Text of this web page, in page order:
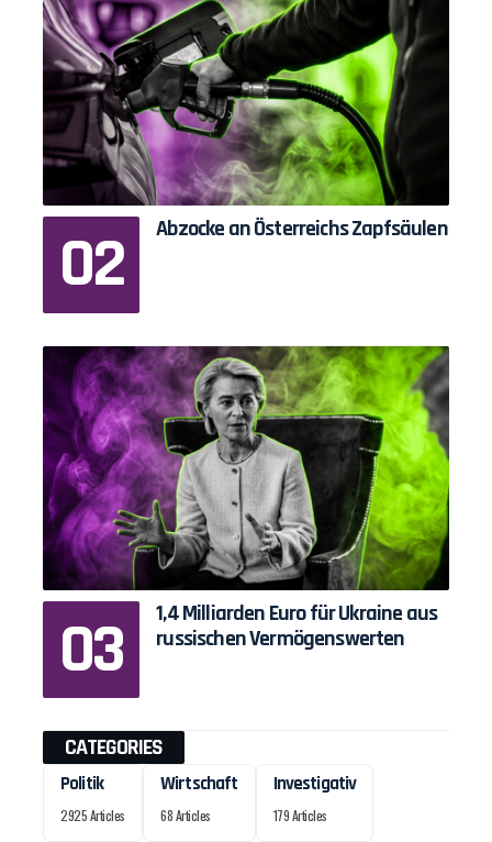
Abzocke an Österreichs Zapfsäulen
1,4 Milliarden Euro für Ukraine aus
russischen Vermögenswerten
CATEGORIES
Politik
2925 Articles
Wirtschaft
68 Articles
Investigativ
179 Articles